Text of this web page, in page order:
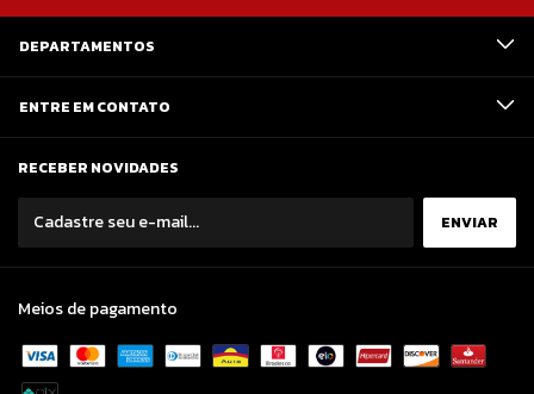
DEPARTAMENTOS
ENTRE EM CONTATO
RECEBER NOVIDADES
Meios de pagamento